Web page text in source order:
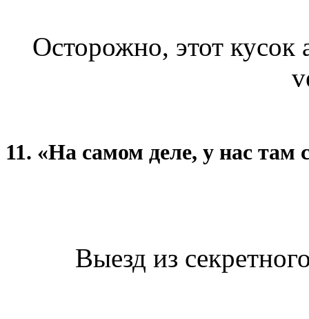
Осторожно, этот кусок
11. «На самом деле, у нас там
Выезд из